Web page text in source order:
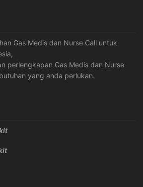
Gas Medis dan Nurse Call untuk
perlengkapan Gas Medis dan Nurse
yang anda perlukan.